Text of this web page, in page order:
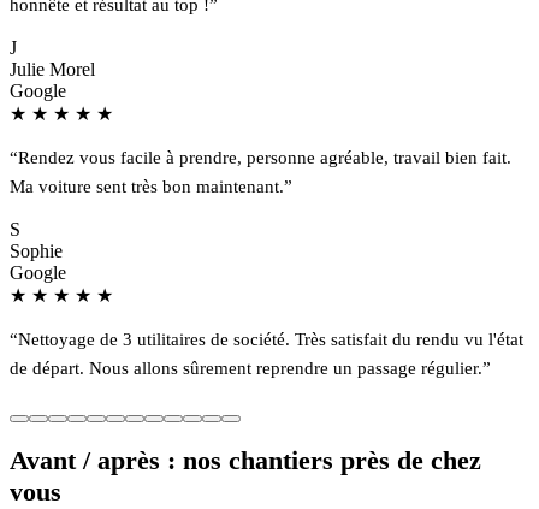
J
Julie Morel
Google
★ ★ ★ ★ ★
“Rendez vous facile à prendre, personne agréable, travail bien fait.
Ma voiture sent très bon maintenant.”
S
Sophie
Google
★ ★ ★ ★ ★
“Nettoyage de 3 utilitaires de société. Très satisfait du rendu vu l'état
de départ. Nous allons sûrement reprendre un passage régulier.”
Avant / après : nos chantiers près de chez
vous